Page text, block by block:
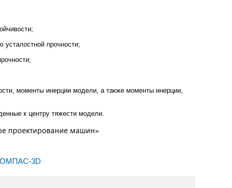
усталостной прочности;
моменты инерции модели, а также моменты инерции,
к центру тяжести модели.
проектирование машин»
3D